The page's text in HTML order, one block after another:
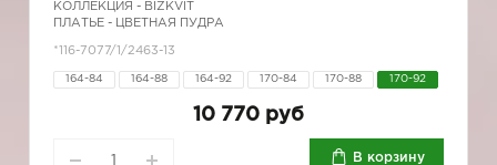
КОЛЛЕКЦИЯ - BIZKVIT
ПЛАТЬЕ - ЦВЕТНАЯ ПУДРА
*116-7077/1/2463-13
164-84 164-88 164-92 170-84 170-88 170-92
10 770 руб
В корзину